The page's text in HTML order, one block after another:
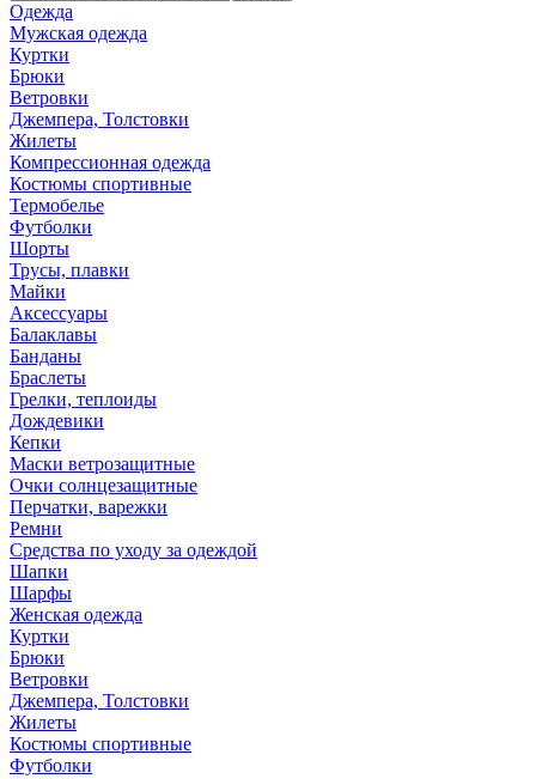
Одежда
Мужская одежда
Куртки
Брюки
Ветровки
Джемпера, Толстовки
Жилеты
Компрессионная одежда
Костюмы спортивные
Термобелье
Футболки
Шорты
Трусы, плавки
Майки
Аксессуары
Балаклавы
Банданы
Браслеты
Грелки, теплоиды
Дождевики
Кепки
Маски ветрозащитные
Очки солнцезащитные
Перчатки, варежки
Ремни
Средства по уходу за одеждой
Шапки
Шарфы
Женская одежда
Куртки
Брюки
Ветровки
Джемпера, Толстовки
Жилеты
Костюмы спортивные
Футболки